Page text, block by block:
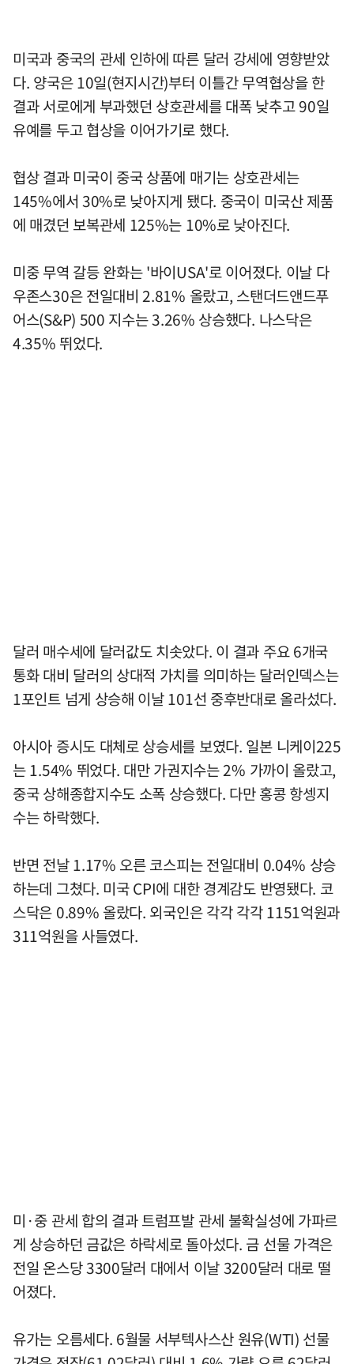
미국과 중국의 관세 인하에 따른 달러 강세에 영향받았
다. 양국은 10일(현지시간)부터 이틀간 무역협상을 한
결과 서로에게 부과했던 상호관세를 대폭 낮추고 90일
유예를 두고 협상을 이어가기로 했다.
협상 결과 미국이 중국 상품에 매기는 상호관세는
145%에서 30%로 낮아지게 됐다. 중국이 미국산 제품
에 매겼던 보복관세 125%는 10%로 낮아진다.
미중 무역 갈등 완화는 '바이USA'로 이어졌다. 이날 다
우존스30은 전일대비 2.81% 올랐고, 스탠더드앤드푸
어스(S&P) 500 지수는 3.26% 상승했다. 나스닥은
4.35% 뛰었다.
달러 매수세에 달러값도 치솟았다. 이 결과 주요 6개국
통화 대비 달러의 상대적 가치를 의미하는 달러인덱스는
1포인트 넘게 상승해 이날 101선 중후반대로 올라섰다.
아시아 증시도 대체로 상승세를 보였다. 일본 니케이225
는 1.54% 뛰었다. 대만 가권지수는 2% 가까이 올랐고,
중국 상해종합지수도 소폭 상승했다. 다만 홍콩 항셍지
수는 하락했다.
반면 전날 1.17% 오른 코스피는 전일대비 0.04% 상승
하는데 그쳤다. 미국 CPI에 대한 경계감도 반영됐다. 코
스닥은 0.89% 올랐다. 외국인은 각각 각각 1151억원과
311억원을 사들였다.
미·중 관세 합의 결과 트럼프발 관세 불확실성에 가파르
게 상승하던 금값은 하락세로 돌아섰다. 금 선물 가격은
전일 온스당 3300달러 대에서 이날 3200달러 대로 떨
어졌다.
유가는 오름세다. 6월물 서부텍사스산 원유(WTI) 선물